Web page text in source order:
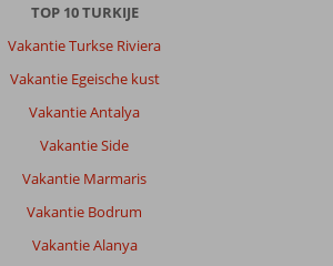
TOP 10 TURKIJE
Vakantie Turkse Riviera
Vakantie Egeische kust
Vakantie Antalya
Vakantie Side
Vakantie Marmaris
Vakantie Bodrum
Vakantie Alanya